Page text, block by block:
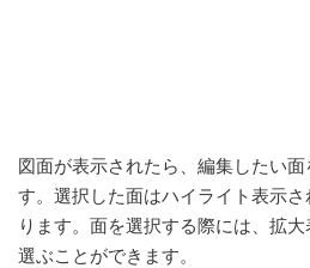
図面が表示されたら、編集したい
す。選択した面はハイライト表示
ります。面を選択する際には、拡
選ぶことができます。